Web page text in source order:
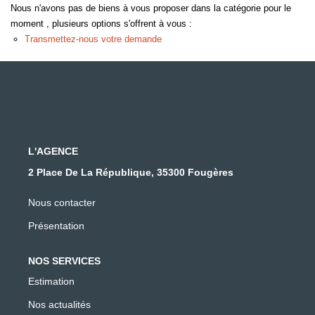
Nous n'avons pas de biens à vous proposer dans la catégorie pour le
moment , plusieurs options s'offrent à vous :
Transmettez-nous votre demande
L'AGENCE
2 Place De La République, 35300 Fougères
Nous contacter
Présentation
NOS SERVICES
Estimation
Nos actualités